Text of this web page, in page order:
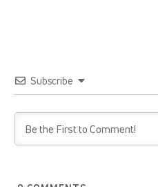
Subscribe